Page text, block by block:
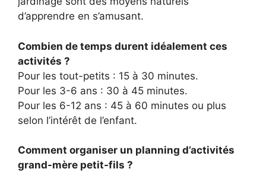
d’apprendre en s’amusant.
Combien de temps durent idéalement ces
activités ?
Pour les tout-petits : 15 à 30 minutes.
Pour les 3-6 ans : 30 à 45 minutes.
Pour les 6-12 ans : 45 à 60 minutes ou plus
selon l’intérêt de l’enfant.
Comment organiser un planning d’activités
grand-mère petit-fils ?